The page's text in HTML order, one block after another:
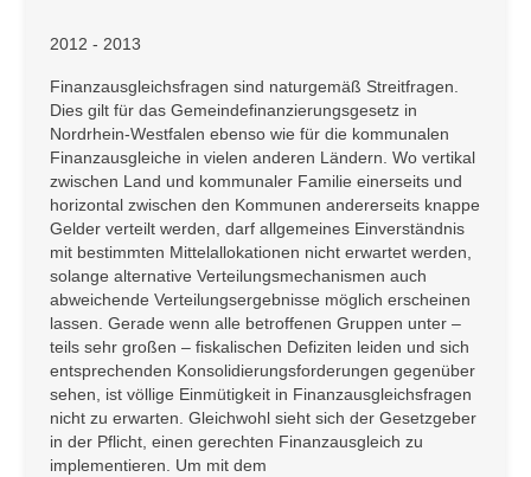
2012 - 2013
Finanzausgleichsfragen sind naturgemäß Streitfragen.
Dies gilt für das Gemeindefinanzierungsgesetz in
Nordrhein-Westfalen ebenso wie für die kommunalen
Finanzausgleiche in vielen anderen Ländern. Wo vertikal
zwischen Land und kommunaler Familie einerseits und
horizontal zwischen den Kommunen andererseits knappe
Gelder verteilt werden, darf allgemeines Einverständnis
mit bestimmten Mittelallokationen nicht erwartet werden,
solange alternative Verteilungsmechanismen auch
abweichende Verteilungsergebnisse möglich erscheinen
lassen. Gerade wenn alle betroffenen Gruppen unter –
teils sehr großen – fiskalischen Defiziten leiden und sich
entsprechenden Konsolidierungsforderungen gegenüber
sehen, ist völlige Einmütigkeit in Finanzausgleichsfragen
nicht zu erwarten. Gleichwohl sieht sich der Gesetzgeber
in der Pflicht, einen gerechten Finanzausgleich zu
implementieren. Um mit dem